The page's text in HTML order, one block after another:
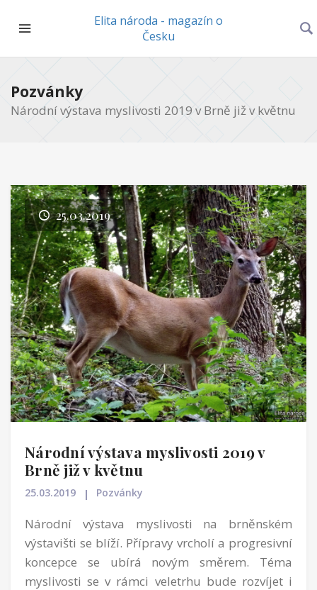
Elita národa - magazín o
Česku
Pozvánky
Národní výstava myslivosti 2019 v Brně již v květnu
25.03.2019
Národní výstava myslivosti 2019 v
Brně již v květnu
25.03.2019 Pozvánky
Národní výstava myslivosti na brněnském
výstavišti se blíží. Přípravy vrcholí a progresivní
koncepce se ubírá novým směrem. Téma
myslivosti se v rámci veletrhu bude rozvíjet i